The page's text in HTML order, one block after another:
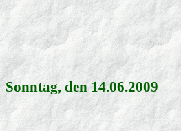
Sonntag, den 14.06.2009